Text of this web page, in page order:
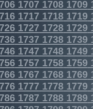
1707 17081709
171717181719
1727 17281729
1737 17381739
1747 17481749
1757 17581759
1767 17681769
1777 17781779
1787 17881789